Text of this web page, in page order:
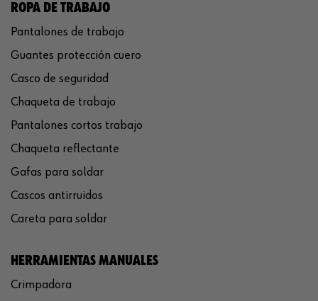
ROPA DE TRABAJO
Pantalones de trabajo
Guantes protección cuero
Casco de seguridad
Chaqueta de trabajo
Pantalones cortos trabajo
Chaqueta reflectante
Gafas para soldar
Cascos antirruidos
Careta para soldar
HERRAMIENTAS MANUALES
Crimpadora